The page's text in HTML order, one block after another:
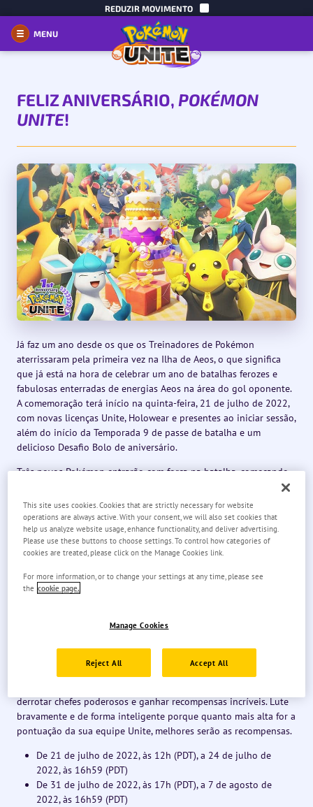
REDUZIR MOVIMENTO
Abrir
navegação
Fechar
navegação
MENU
FELIZ ANIVERSÁRIO, POKÉMON
UNITE!
Já faz um ano desde os que os Treinadores de Pokémon
aterrissaram pela primeira vez na Ilha de Aeos, o que significa
que já está na hora de celebrar um ano de batalhas ferozes e
fabulosas enterradas de energias Aeos na área do gol oponente.
A comemoração terá início na quinta-feira, 21 de julho de 2022,
com novas licenças Unite, Holowear e presentes ao iniciar sessão,
além do início da Temporada 9 de passe de batalha e um
delicioso Desafio Bolo de aniversário.
Três novos Pokémon entrarão com força na batalha, começando
2022. Os Treinadores interessados em aproveitar a força
congelante de Glaceon podem participar do Desafio congelante
de Glaceon, que acontecerá de quinta-feira, 21 de julho de 2022,
às 12h (horário do Pacífico), a domingo, 14 de agosto de 2022,
às 16h59 (horário do Pacífico). Ao completar as missões
necessárias, os jogadores poderão ganhar uma licença Unite de
Glaceon. Outros Pokémon que farão suas estreias durante as
2022. Em breve, confira mais informações sobre as funções e
ataques especiais desses novos Pokémon.
Participe em um novo tipo de batalha rápida com o Desafio do
derrotar chefes poderosos e ganhar recompensas incríveis. Lute
bravamente e de forma inteligente porque quanto mais alta for a
pontuação da sua equipe Unite, melhores serão as recompensas.
De 21 de julho de 2022, às 12h (PDT), a 24 de julho de
2022, às 16h59 (PDT)
De 31 de julho de 2022, às 17h (PDT), a 7 de agosto de
2022, às 16h59 (PDT)
This site uses cookies. Cookies that are strictly necessary for website
operations are always active. With your consent, we will also set cookies that
help us analyze website usage, enhance functionality, and deliver advertising.
Please use these buttons to choose settings. To control how categories of
cookies are treated, please click on the Manage Cookies link.
For more information, or to change your settings at any time, please see
the cookie page.
Manage Cookies
Reject All Accept All